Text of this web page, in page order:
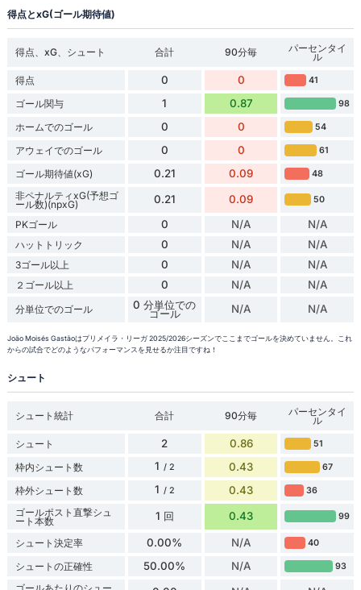
得点とxG(ゴール期待値)
得点、xG、シュート 合計 90分毎 パーセンタイ
ル
得点
0 0 41
ゴール関与 1 0.87 98
ホームでのゴール 0 0 54
アウェイでのゴール 0 0 61
ゴール期待値(xG) 0.21 0.09 48
非ペナルティxG(予想ゴ
ール数)(npxG) 0.21 0.09 50
PKゴール 0 N/A N/A
ハットトリック 0 N/A N/A
3ゴール以上 0 N/A N/A
２ゴール以上 0 N/A N/A
分単位でのゴール 0 分単位での
ゴール N/A N/A
João Moisés Gastãoはプリメイラ・リーガ 2025/2026シーズンでここまでゴールを決めていません。これ
からの試合でどのようなパフォーマンスを見せるか注目ですね！
シュート
シュート統計 合計 90分毎 パーセンタイ
ル
シュート
2 0.86 51
枠内シュート数 1 / 2 0.43 67
枠外シュート数 1 / 2 0.43 36
ゴールポスト直撃シュ
ート本数 1 回 0.43 99
シュート決定率 0.00% N/A 40
シュートの正確性 50.00% N/A 93